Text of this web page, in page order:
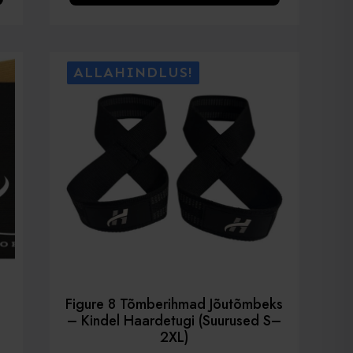
varianti.
Valikud
saab
toote
lehel
ALLAHINDLUS!
Figure 8 Tõmberihmad Jõutõmbeks
– Kindel Haardetugi (suurused S–
2XL)